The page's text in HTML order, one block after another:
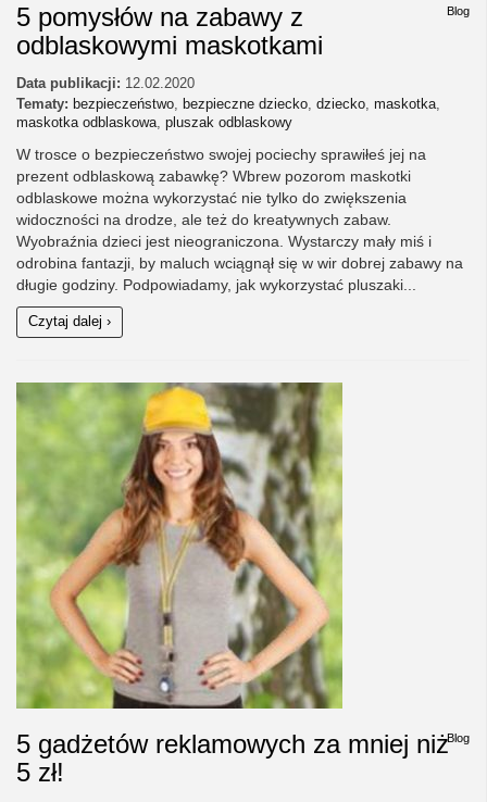
Blog
5 pomysłów na zabawy z
odblaskowymi maskotkami
Data publikacji: 12.02.2020
Tematy: bezpieczeństwo, bezpieczne dziecko, dziecko, maskotka,
maskotka odblaskowa, pluszak odblaskowy
W trosce o bezpieczeństwo swojej pociechy sprawiłeś jej na
prezent odblaskową zabawkę? Wbrew pozorom maskotki
odblaskowe można wykorzystać nie tylko do zwiększenia
widoczności na drodze, ale też do kreatywnych zabaw.
Wyobraźnia dzieci jest nieograniczona. Wystarczy mały miś i
odrobina fantazji, by maluch wciągnął się w wir dobrej zabawy na
długie godziny. Podpowiadamy, jak wykorzystać pluszaki...
Czytaj dalej ›
Blog
5 gadżetów reklamowych za mniej niż
5 zł!